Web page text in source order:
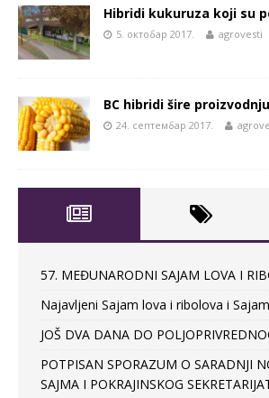
Hibridi kukuruza koji su
5. октобар 2017. agrovesti
BC hibridi šire
24. септембар 2017.
57. MEĐUNARODNI SAJAM LOVA I
Najavljeni Sajam lova i ribolova i
JOŠ DVA DANA DO
POTPISAN SPORAZUM O SARADNJI
SAJMA I POKRAJINSKOG